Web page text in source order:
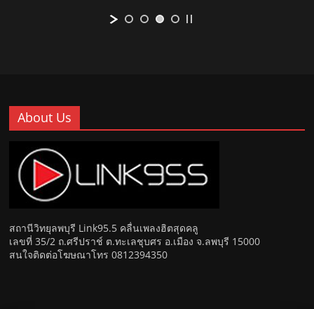
About Us
สถานีวิทยุลพบุรี Link95.5 คลื่นเพลงฮิตสุดคลู
เลขที่ 35/2 ถ.ศรีปราช์ ต.ทะเลชุบศร อ.เมือง จ.ลพบุรี 15000
สนใจติดต่อโฆษณาโทร 0812394350